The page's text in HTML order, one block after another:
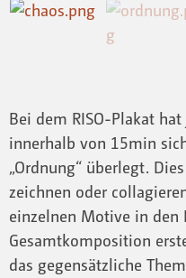
Bei dem RISO-Plakat
innerhalb von 15min
„Ordnung“ überlegt.
zeichnen oder
einzelnen Motive in den
Gesamtkomposition
das gegensätzliche